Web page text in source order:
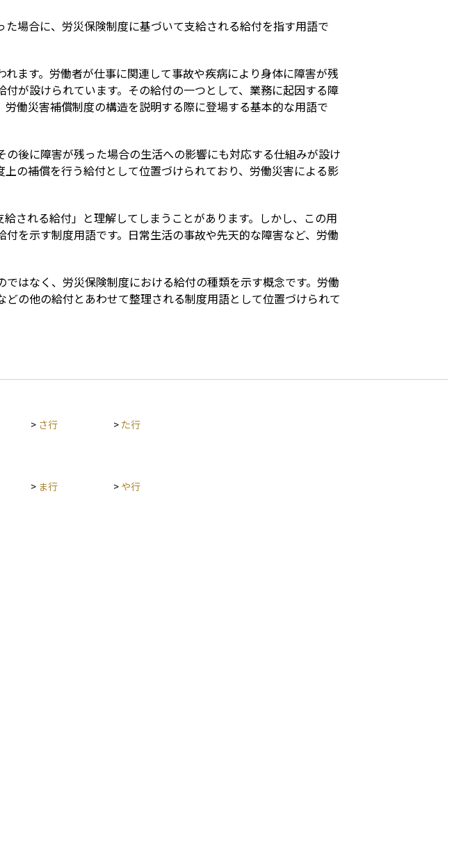
場合に、労災保険制度に基づいて支給される給付を指す用語で
ます。労働者が仕事に関連して事故や疾病により身体に障害が残
が設けられています。その給付の一つとして、業務に起因する障
働災害補償制度の構造を説明する際に登場する基本的な用語で
後に障害が残った場合の生活への影響にも対応する仕組みが設け
の補償を行う給付として位置づけられており、労働災害による影
される給付」と理解してしまうことがあります。しかし、この用
を示す制度用語です。日常生活の事故や先天的な障害など、労働
はなく、労災保険制度における給付の種類を示す概念です。労働
の他の給付とあわせて整理される制度用語として位置づけられて
> さ行 > た行
> ま行 > や行